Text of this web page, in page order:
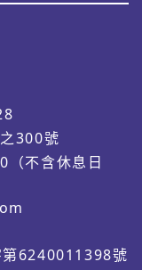
300號
不含休息日
第6240011398號